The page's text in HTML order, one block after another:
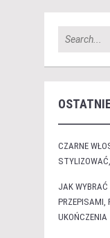
CZARNE
JAK
PRZEPISAMI,
UKOŃCZENIA